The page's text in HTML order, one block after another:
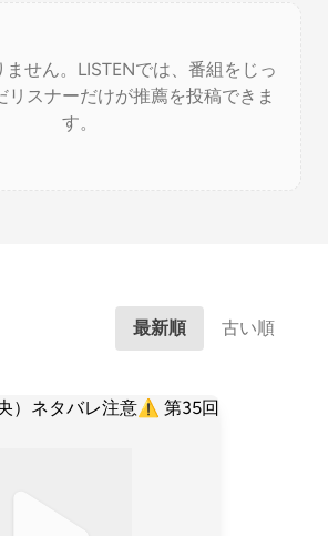
ません。LISTENでは、番組をじっ
リスナーだけが推薦を投稿できま
す。
最新順 古い順